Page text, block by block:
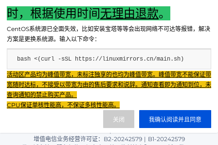
趣。
下一篇：“电脑启动故障解析：主机按一下闪一下怎么办？”
Fenxun Tech 飞讯科技旗下云平台，相关服务主体：
重庆飞讯科技有限公司|中国电信股份有限公司荣昌分公司 提供网络服务 |
重庆飞讯科技有限公司|酷盾 提供CDN服务
渝ICP备2024034038号-1
渝公网安备50022602000851号
渝ICP证2024034038号 |
|
增值电信业务经营许可证：B2-20242579 | B1-20242579
时，根据使用时间无理由退款。
CentOS系统源已全面失效，比如安装宝塔等等会出现网络不可达等报错，解决
方案是更换系统源。输入以下命令：
bash <(curl -sSL https://linuxmirrors.cn/main.sh)
活动区产品均为峰值带宽，未标注独享的也均为峰值带宽。峰值带宽不能保证带
宽随时达标，不接受以带宽为由的售后要求和说辞。通知查看即为通知到位，未
查询通知的禁止购买产品。
CPU保证单核性能高，不保证多核性能高。
我确认阅读并且同意
关闭